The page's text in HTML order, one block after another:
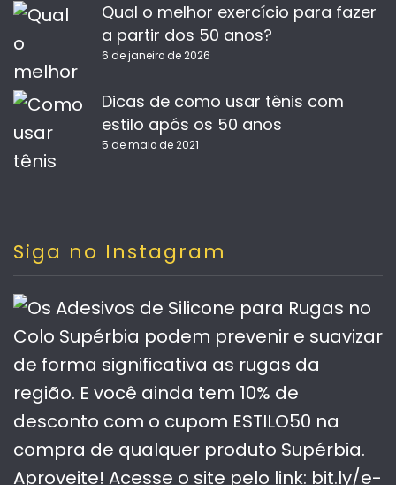
Qual o melhor exercício para fazer
a partir dos 50 anos?
6 de janeiro de 2026
Dicas de como usar tênis com
estilo após os 50 anos
5 de maio de 2021
Siga no Instagram